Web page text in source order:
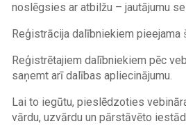
noslēgsies ar atbilžu – jautājumu
Reģistrācija dalībniekiem pieejama
Reģistrētajiem dalībniekiem pēc
saņemt arī dalības apliecinājumu.
Lai to iegūtu, pieslēdzoties
vārdu, uzvārdu un pārstāvēto